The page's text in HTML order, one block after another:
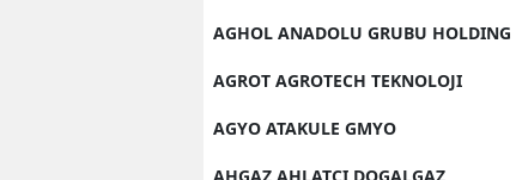
AGHOL ANADOLU GRUBU HOLDING
AGROT AGROTECH TEKNOLOJI
AGYO ATAKULE GMYO